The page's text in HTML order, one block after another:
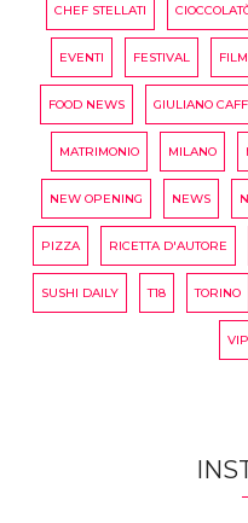
CHEF STELLATI
EVENTI FESTIVAL FILM
FOOD NEWS GIULIANO
MATRIMONIO MILANO
NEW OPENING NEWS
PIZZA RICETTA D'AUTORE
SUSHI DAILY T18 TORINO
VIP